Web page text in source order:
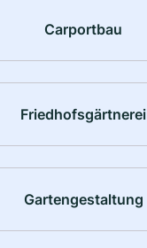
Carportbau
Friedhofsgärtnerei
Gartengestaltung